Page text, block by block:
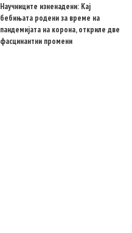
Научниците изненадени: Кај
бебињата родени за време на
пандемијата на корона, откриле две
фасцинантни промени